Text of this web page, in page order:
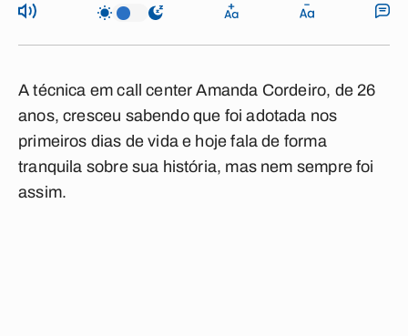
A técnica em call center Amanda Cordeiro, de 26
anos, cresceu sabendo que foi adotada nos
primeiros dias de vida e hoje fala de forma
tranquila sobre sua história, mas nem sempre foi
assim.